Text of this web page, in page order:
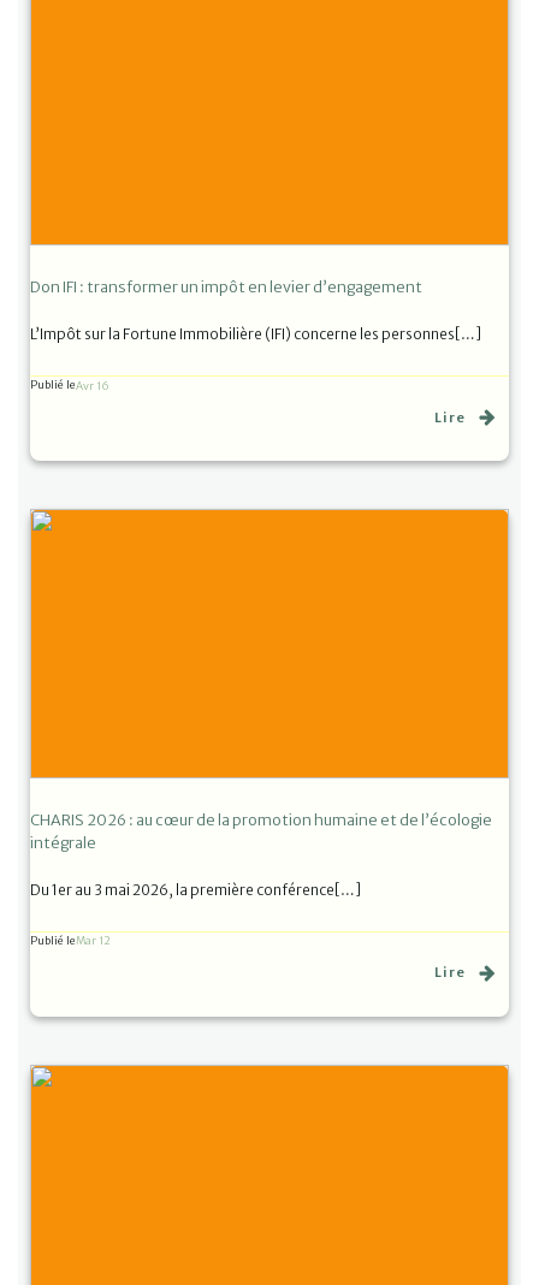
Don IFI : transformer un impôt en levier d’engagement
L’Impôt sur la Fortune Immobilière (IFI) concerne les personnes[…]
Publié leAvr 16
Lire
CHARIS 2026 : au cœur de la promotion humaine et de l’écologie
intégrale
Du 1er au 3 mai 2026, la première conférence[…]
Publié leMar 12
Lire